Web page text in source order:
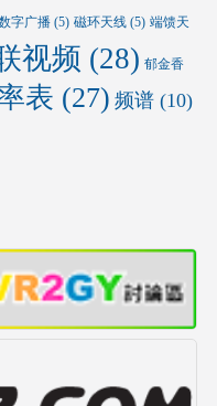
字广播(5) 磁环天线(5) 端馈天
视频 (28) 郁金香
表 (27) 频谱(10)